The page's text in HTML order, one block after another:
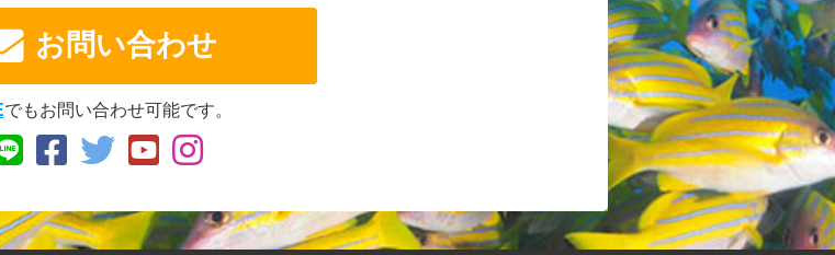
お問い合わせ
でもお問い合わせ可能です。